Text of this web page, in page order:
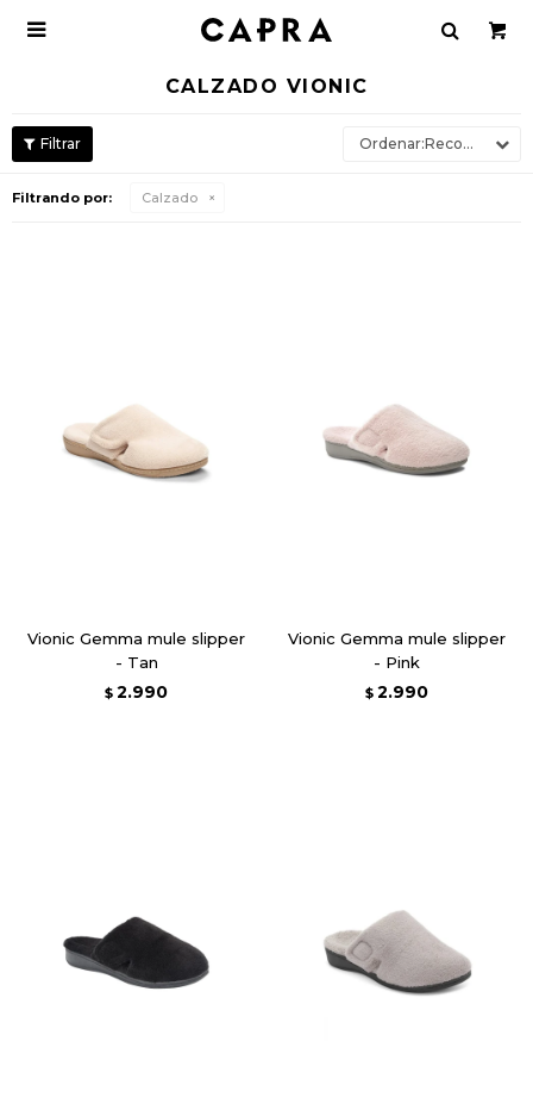

CALZADO VIONIC
Recomendados
Filtrando por: Calzado
Vionic Gemma mule slipper
- Tan
$ 2.990
Vionic Gemma mule slipper
- Pink
$ 2.990